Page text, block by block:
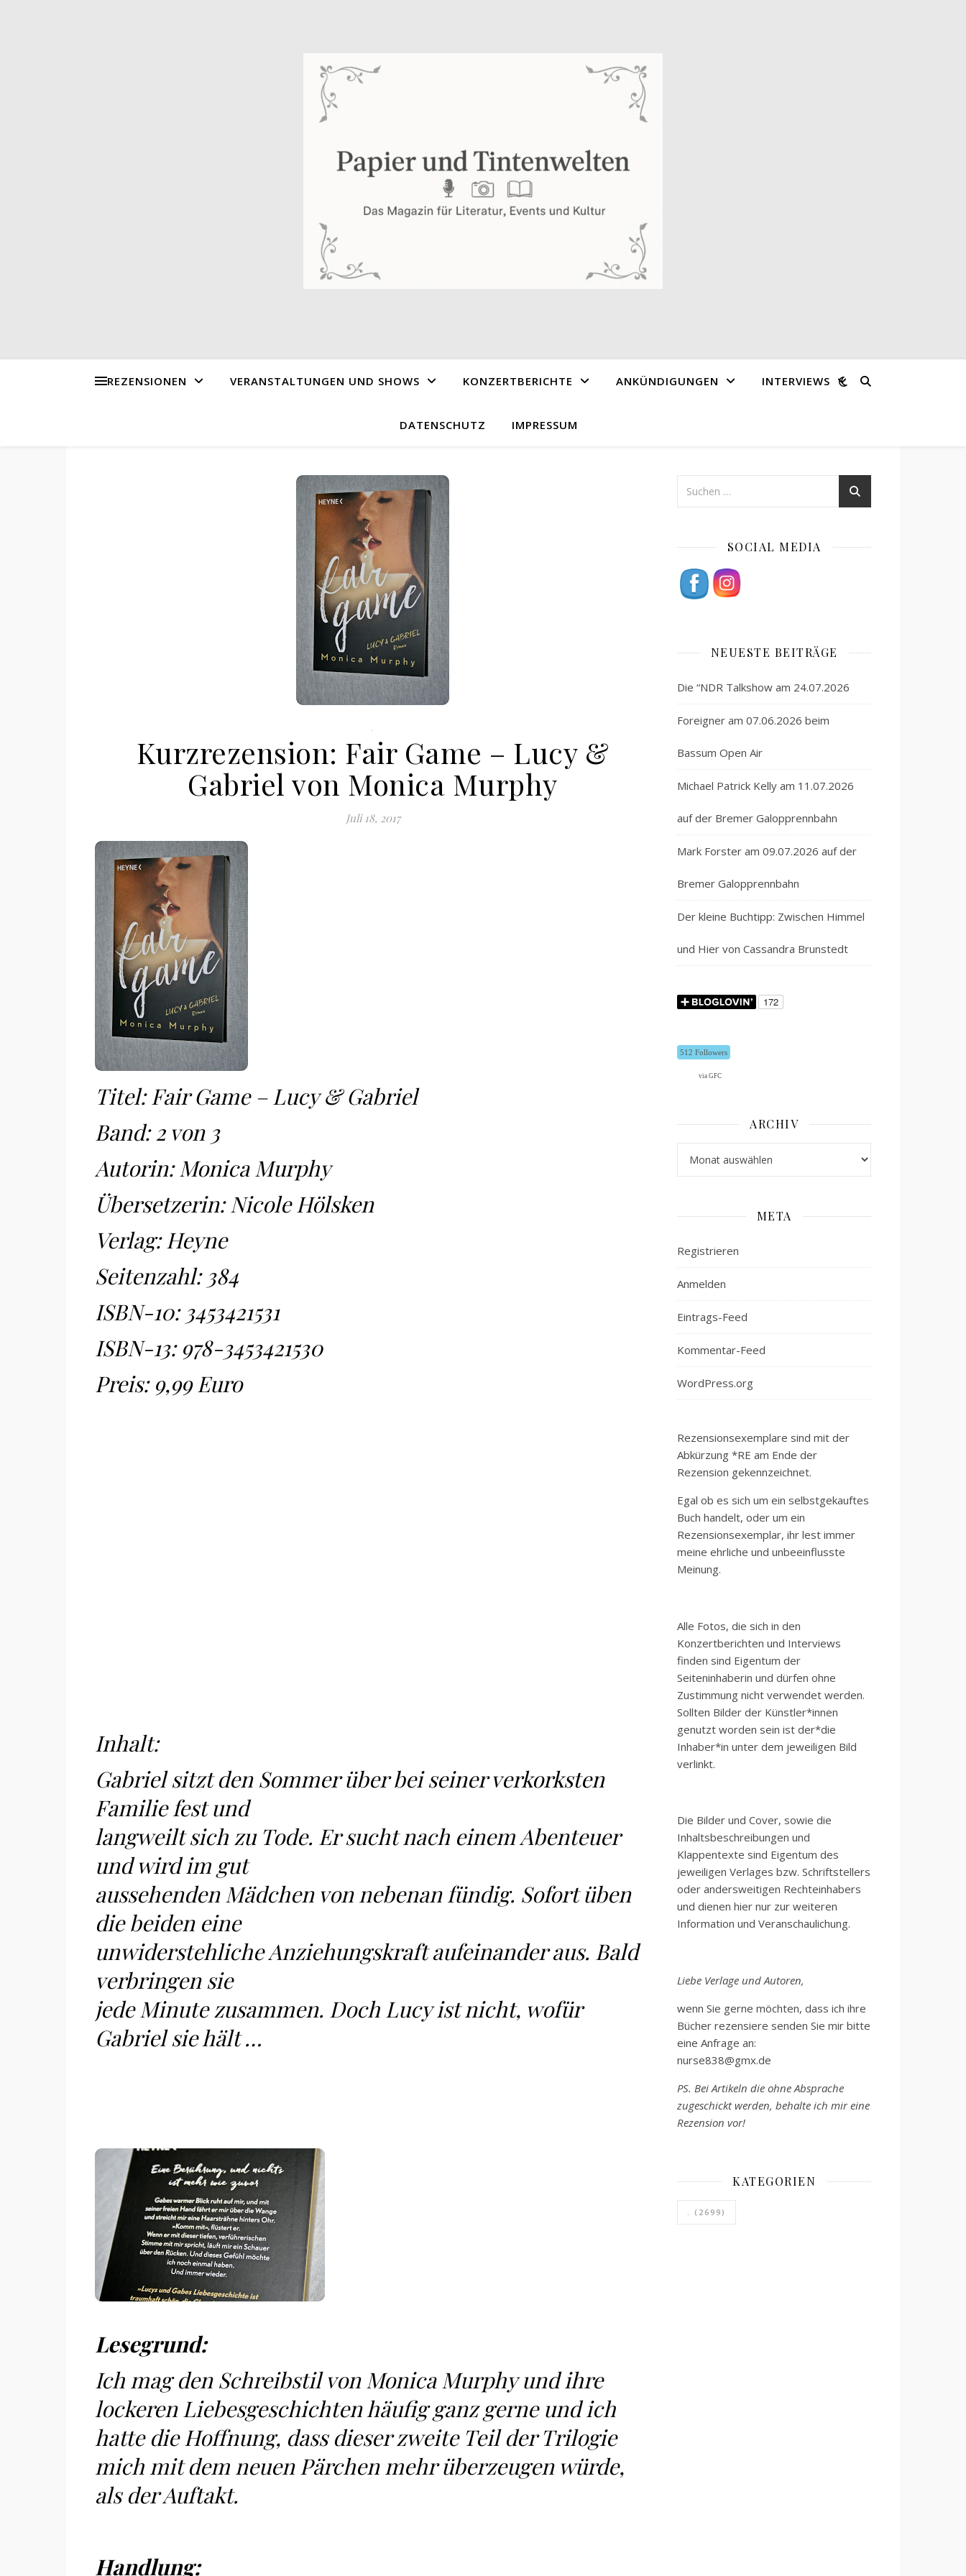
REZENSIONEN VERANSTALTUNGEN UND SHOWS KONZERTBERICHTE ANKÜNDIGUNGEN INTERVIEWS
DATENSCHUTZ IMPRESSUM
.
Kurzrezension: Fair Game – Lucy &
Gabriel von Monica Murphy
Juli 18, 2017
Titel: Fair Game – Lucy & Gabriel
Band: 2 von 3
Autorin: Monica Murphy
Übersetzerin: Nicole Hölsken
Verlag: Heyne
Seitenzahl: 384
ISBN-10: 3453421531
ISBN-13: 978-3453421530
Preis: 9,99 Euro
Inhalt:
Gabriel sitzt den Sommer über bei seiner verkorksten
Familie fest und
langweilt sich zu Tode. Er sucht nach einem Abenteuer
und wird im gut
aussehenden Mädchen von nebenan fündig. Sofort üben
die beiden eine
unwiderstehliche Anziehungskraft aufeinander aus. Bald
verbringen sie
jede Minute zusammen. Doch Lucy ist nicht, wofür
Gabriel sie hält …
Lesegrund:
Ich mag den Schreibstil von Monica Murphy und ihre
lockeren Liebesgeschichten häufig ganz gerne und ich
hatte die Hoffnung, dass dieser zweite Teil der Trilogie
mich mit dem neuen Pärchen mehr überzeugen würde,
als der Auftakt.
Handlung:
SOCIAL MEDIA
NEUESTE BEITRÄGE
Die “NDR Talkshow am 24.07.2026
Foreigner am 07.06.2026 beim
Bassum Open Air
Michael Patrick Kelly am 11.07.2026
auf der Bremer Galopprennbahn
Mark Forster am 09.07.2026 auf der
Bremer Galopprennbahn
Der kleine Buchtipp: Zwischen Himmel
und Hier von Cassandra Brunstedt
512 Followers
via GFC
ARCHIV
META
Registrieren
Anmelden
Eintrags-Feed
Kommentar-Feed
WordPress.org
Rezensionsexemplare sind mit der
Abkürzung *RE am Ende der
Rezension gekennzeichnet.
Egal ob es sich um ein selbstgekauftes
Buch handelt, oder um ein
Rezensionsexemplar, ihr lest immer
meine ehrliche und unbeeinflusste
Meinung.
Alle Fotos, die sich in den
Konzertberichten und Interviews
finden sind Eigentum der
Seiteninhaberin und dürfen ohne
Zustimmung nicht verwendet werden.
Sollten Bilder der Künstler*innen
genutzt worden sein ist der*die
Inhaber*in unter dem jeweiligen Bild
verlinkt.
Die Bilder und Cover, sowie die
Inhaltsbeschreibungen und
Klappentexte sind Eigentum des
jeweiligen Verlages bzw. Schriftstellers
oder andersweitigen Rechteinhabers
und dienen hier nur zur weiteren
Information und Veranschaulichung.
Liebe Verlage und Autoren,
wenn Sie gerne möchten, dass ich ihre
Bücher rezensiere senden Sie mir bitte
eine Anfrage an:
nurse838@gmx.de
PS. Bei Artikeln die ohne Absprache
zugeschickt werden, behalte ich mir eine
Rezension vor!
KATEGORIEN
. (2699)